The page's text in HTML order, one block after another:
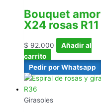
Bouquet amor
X24 rosas R11
$ 92.000
Añadir al
carrito
Pedir por Whatsapp
Girasoles